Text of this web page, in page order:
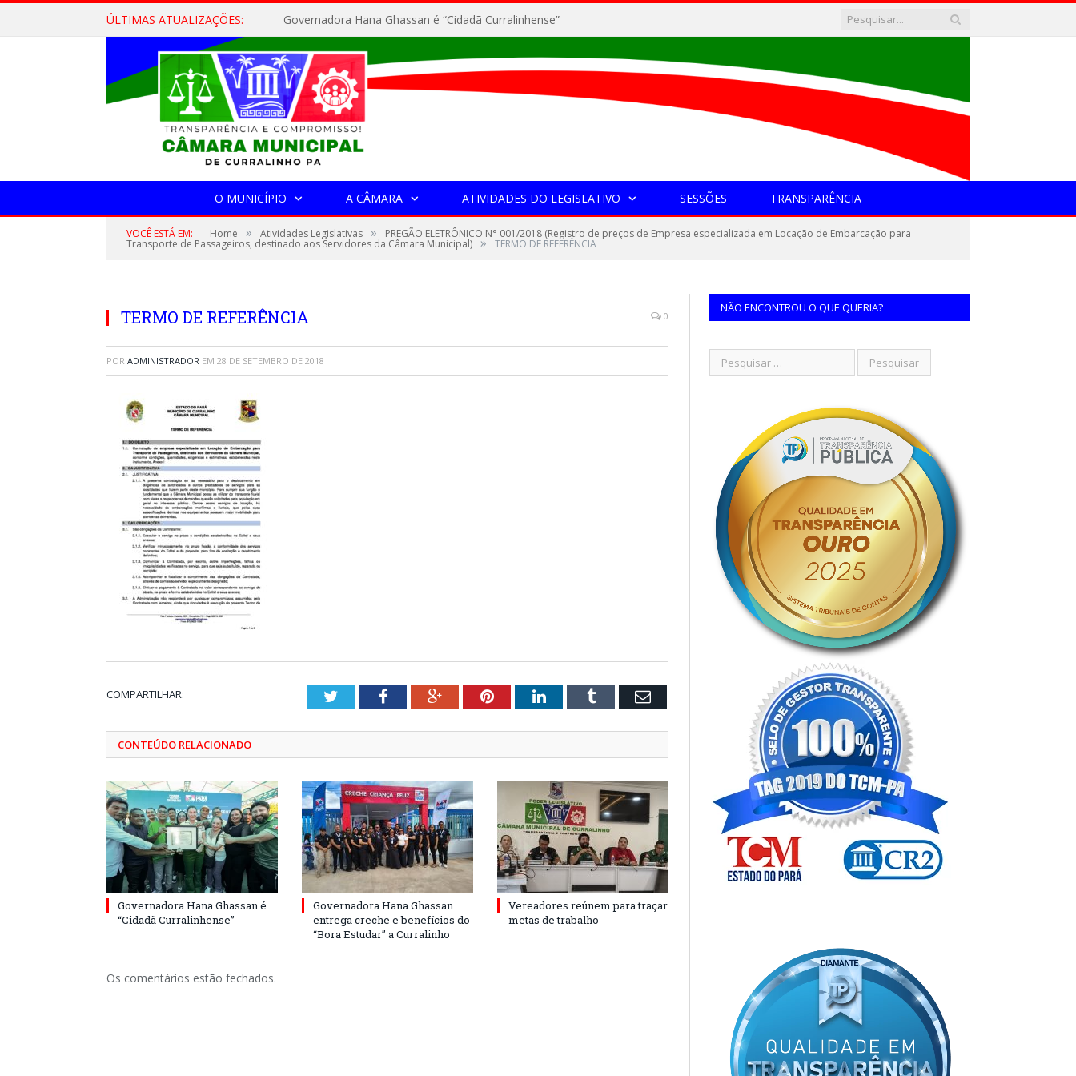
ÚLTIMAS ATUALIZAÇÕES: Governadora Hana Ghassan é “Cidadã Curralinhense”
O MUNICÍPIO A CÂMARA ATIVIDADES DO LEGISLATIVO SESSÕES TRANSPARÊNCIA
VOCÊ ESTÁ EM: Home » Atividades Legislativas » PREGÃO ELETRÔNICO N° 001/2018 (Registro de preços de Empresa especializada em Locação de Embarcação para
Transporte de Passageiros, destinado aos Servidores da Câmara Municipal) » TERMO DE REFERÊNCIA
TERMO DE REFERÊNCIA 0
POR ADMINISTRADOR EM 28 DE SETEMBRO DE 2018
COMPARTILHAR: TwitterFacebookGoogle+PinterestLinkedInTumblr Email
CONTEÚDO RELACIONADO
Governadora Hana Ghassan é
“Cidadã Curralinhense”
Governadora Hana Ghassan
entrega creche e benefícios do
“Bora Estudar” a Curralinho
Vereadores reúnem para traçar
metas de trabalho
Os comentários estão fechados.
NÃO ENCONTROU O QUE QUERIA?